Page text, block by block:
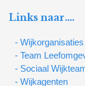
Links naar….
- Wijkorganisaties
- Team
- Sociaal
- Wijkagenten